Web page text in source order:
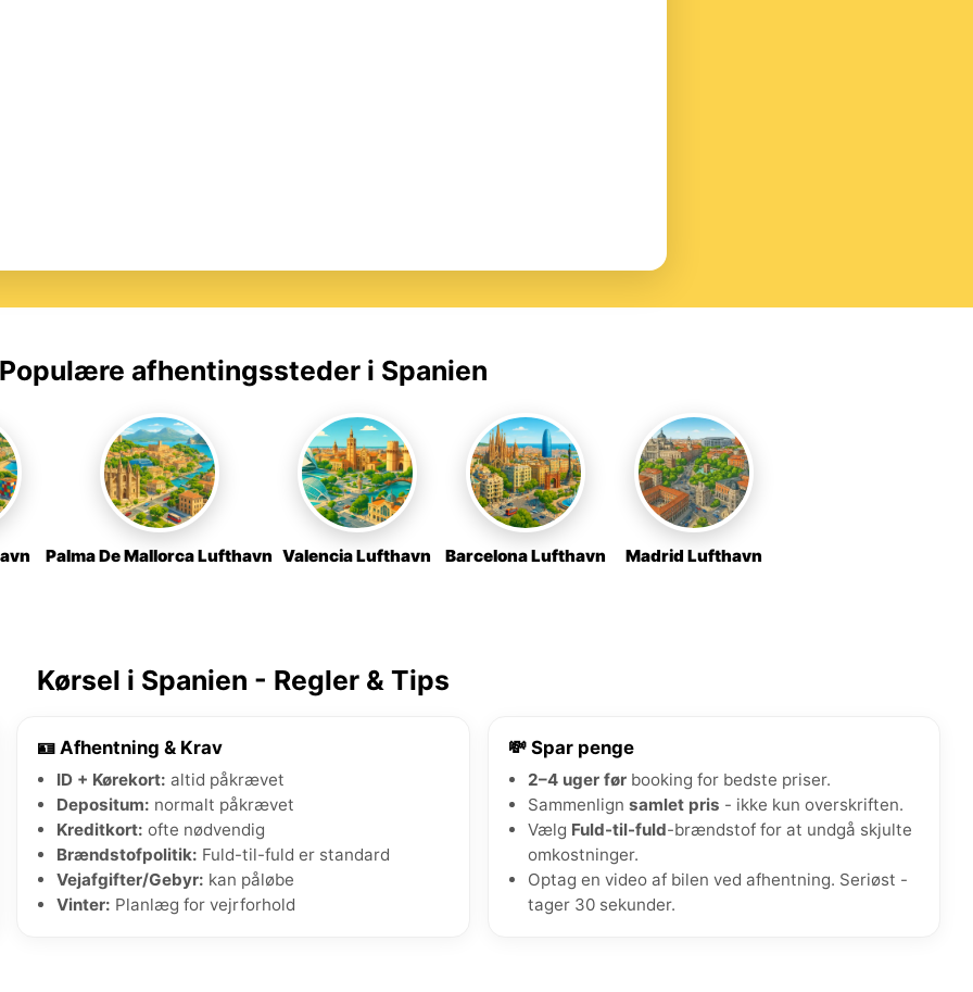
Populære afhentingssteder i Spanien
Palma De Mallorca Lufthavn Valencia Lufthavn Barcelona Lufthavn Madrid Lufthavn
Kørsel i Spanien - Regler & Tips
🪪 Afhentning & Krav
ID + Kørekort: altid påkrævet
Depositum: normalt påkrævet
Kreditkort: ofte nødvendig
Brændstofpolitik: Fuld-til-fuld er standard
Vejafgifter/Gebyr: kan påløbe
Vinter: Planlæg for vejrforhold
💸 Spar penge
2–4 uger førbooking for bedste priser.
Sammenlign samlet pris - ikke kun overskriften.
Vælg Fuld-til-fuld-brændstof for at undgå skjulte
omkostninger.
Optag en video af bilen ved afhentning. Seriøst -
tager 30 sekunder.